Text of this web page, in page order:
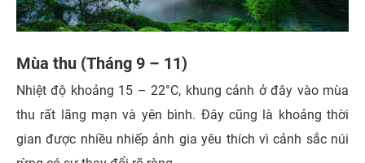
Mùa thu (Tháng 9 – 11)
Nhiệt độ khoảng 15 – 22°C, khung cảnh ở đây vào mùa
thu rất lãng mạn và yên bình. Đây cũng là khoảng thời
gian được nhiều nhiếp ảnh gia yêu thích vì cảnh sắc núi